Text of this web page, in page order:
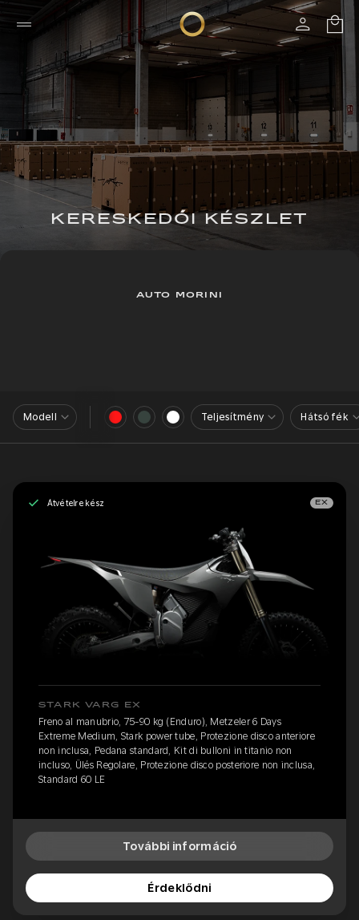
KERESKEDŐI KÉSZLET
AUTO MORINI
Modell Teljesítmény Hátsó fék
Átvételre kész EX
STARK VARG EX
Freno al manubrio, 75-90 kg (Enduro), Metzeler 6 Days
Extreme Medium, Stark power tube, Protezione disco anteriore
non inclusa, Pedana standard, Kit di bulloni in titanio non
incluso, Ülés Regolare, Protezione disco posteriore non inclusa,
Standard 60 LE
További információ
Érdeklődni